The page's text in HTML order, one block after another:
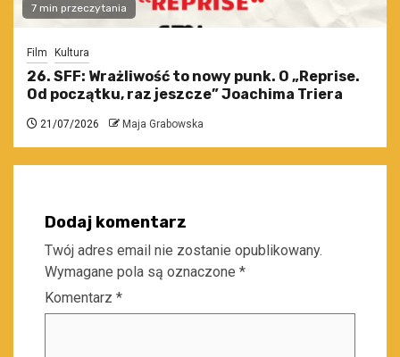
7 min przeczytania
Film Kultura
26. SFF: Wrażliwość to nowy punk. O „Reprise.
Od początku, raz jeszcze” Joachima Triera
21/07/2026 Maja Grabowska
Dodaj komentarz
Twój adres email nie zostanie opublikowany.
Wymagane pola są oznaczone *
Komentarz *